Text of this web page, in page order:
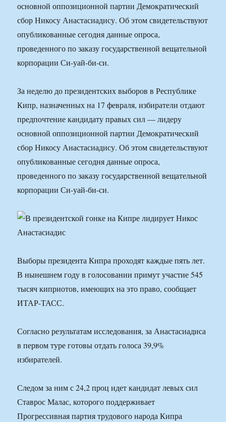
основной оппозиционной партии Демократический
сбор Никосу Анастасиадису. Об этом свидетельствуют
опубликованные сегодня данные опроса,
проведенного по заказу государственной вещательной
корпорации Си-уай-би-си.
За неделю до президентских выборов в Республике
Кипр, назначенных на 17 февраля, избиратели отдают
предпочтение кандидату правых сил — лидеру
основной оппозиционной партии Демократический
сбор Никосу Анастасиадису. Об этом свидетельствуют
опубликованные сегодня данные опроса,
проведенного по заказу государственной вещательной
корпорации Си-уай-би-си.
Выборы президента Кипра проходят каждые пять лет.
В нынешнем году в голосовании примут участие 545
тысяч киприотов, имеющих на это право, сообщает
ИТАР-ТАСС.
Согласно результатам исследования, за Анастасиадиса
в первом туре готовы отдать голоса 39,9%
избирателей.
Следом за ним с 24,2 проц идет кандидат левых сил
Ставрос Малас, которого поддерживает
Прогрессивная партия трудового народа Кипра